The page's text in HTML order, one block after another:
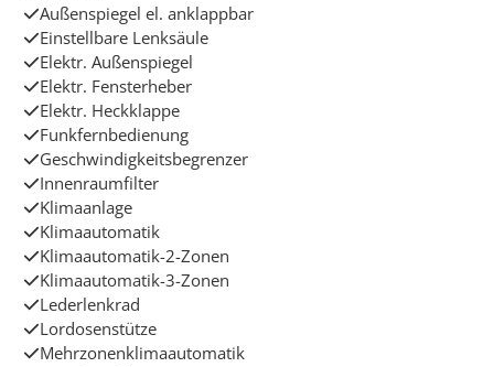
Außenspiegel el. anklappbar
Einstellbare Lenksäule
Elektr. Außenspiegel
Elektr. Fensterheber
Elektr. Heckklappe
Funkfernbedienung
Geschwindigkeitsbegrenzer
Innenraumfilter
Klimaanlage
Klimaautomatik
Klimaautomatik-2-Zonen
Klimaautomatik-3-Zonen
Lederlenkrad
Lordosenstütze
Mehrzonenklimaautomatik